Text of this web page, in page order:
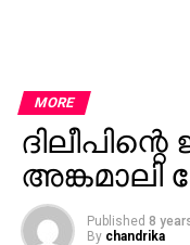
MORE
അങ്കമാലി
Published 8
By chandrika